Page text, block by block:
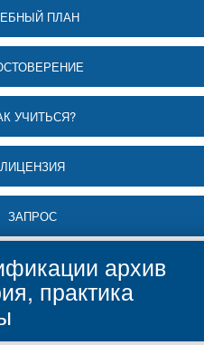
ПЛАН
УЧИТЬСЯ?
ЛИЦЕНЗИЯ
ЗАПРОС
архив
практика